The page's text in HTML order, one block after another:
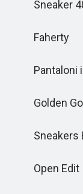
Sneaker
Faherty
Pantaloni
Golden
Sneakers
Open Edit